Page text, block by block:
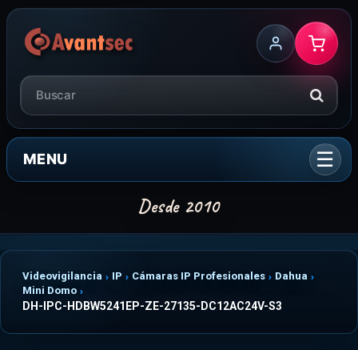
MENU
Videovigilancia IP Cámaras IP Profesionales
Dahua
Mini Domo
DH-IPC-HDBW5241EP-ZE-27135-DC12AC24V-S3